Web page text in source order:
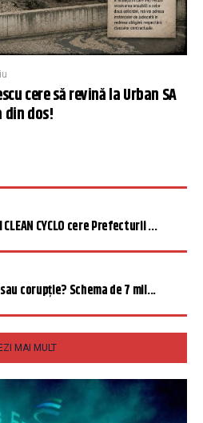
cere să revină la Urban SA
din dos!
CYCLO cere Prefecturii ...
corupție? Schema de 7 mil...
MAI MULT